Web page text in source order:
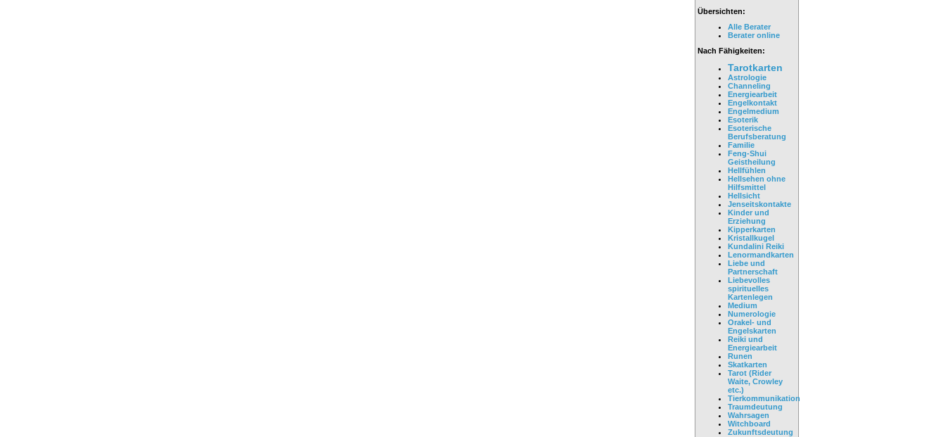
Übersichten:
Alle Berater
Berater online
Nach Fähigkeiten:
Tarotkarten
Astrologie
Channeling
Energiearbeit
Engelkontakt
Engelmedium
Esoterik
Esoterische
Berufsberatung
Familie
Feng-Shui
Geistheilung
Hellfühlen
Hellsehen ohne
Hilfsmittel
Hellsicht
Jenseitskontakte
Kinder und
Erziehung
Kipperkarten
Kristallkugel
Kundalini Reiki
Lenormandkarten
Liebe und
Partnerschaft
Liebevolles
spirituelles
Kartenlegen
Medium
Numerologie
Orakel- und
Engelskarten
Reiki und
Energiearbeit
Runen
Skatkarten
Tarot (Rider
Waite, Crowley
etc.)
Tierkommunikation
Traumdeutung
Wahrsagen
Witchboard
Zukunftsdeutung